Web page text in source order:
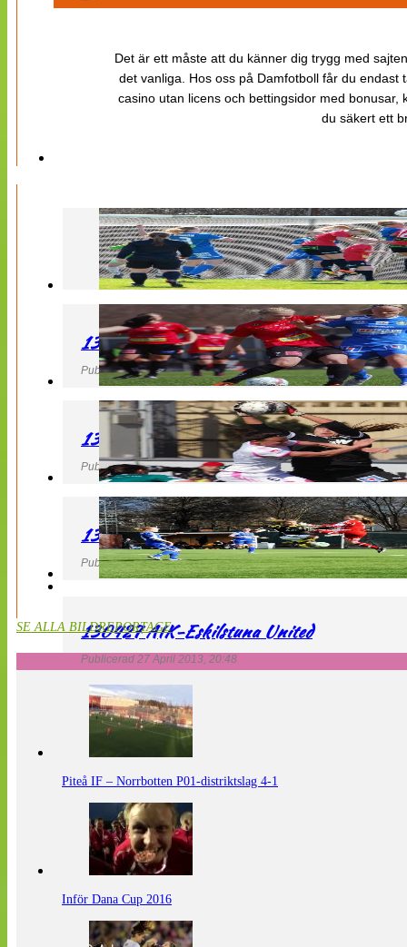
Det är ett måste att du känner dig trygg med
det vanliga. Hos oss på Damfotboll får du
casino utan licens och bettingsidor med
du säkert ett
130427 LB 07 – QBIK
Publicerad 27 April 2013, 22:40
130427 IF Limhamn Bunkeflo – QBIK
Publicerad 27 April 2013, 21:10
130427 LdB FC Malmö – Mallbackens IF
Publicerad 27 April 2013, 20:54
130427 AIK-Eskilstuna United
Publicerad 27 April 2013, 20:48
SE ALLA BILDREPORTAGE
Piteå IF – Norrbotten P01-distriktslag 4-1
Inför Dana Cup 2016